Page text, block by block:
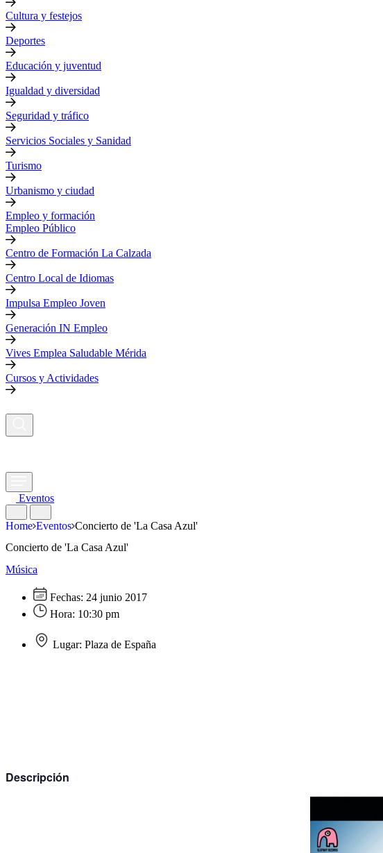
Cultura y festejos
Deportes
Educación y juventud
Igualdad y diversidad
Seguridad y tráfico
Servicios Sociales y Sanidad
Turismo
Urbanismo y ciudad
Empleo y formación
Empleo Público
Centro de Formación La Calzada
Centro Local de Idiomas
Impulsa Empleo Joven
Generación IN Empleo
Vives Emplea Saludable Mérida
Cursos y Actividades
Eventos
Home Eventos Concierto de 'La Casa Azul'
Concierto de 'La Casa Azul'
Música
Fechas: 24 junio 2017
Hora: 10:30 pm
Lugar: Plaza de España
Descripción